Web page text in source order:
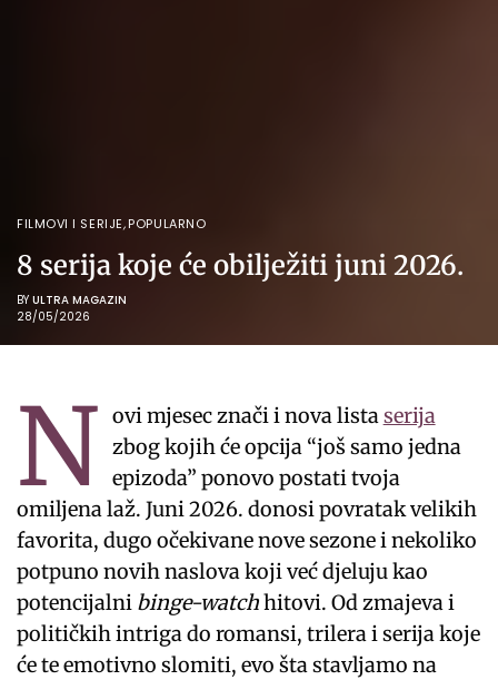
FILMOVI I SERIJE,POPULARNO
8 serija koje će obilježiti juni 2026.
BY ULTRA MAGAZIN
28/05/2026
N ovi mjesec znači i nova listaserija
zbog kojih će opcija “još samo jedna
epizoda” ponovo postati tvoja
omiljena laž. Juni 2026. donosi povratak velikih
favorita, dugo očekivane nove sezone i nekoliko
potpuno novih naslova koji već djeluju kao
potencijalni binge-watchhitovi. Od zmajeva i
političkih intriga do romansi, trilera i serija koje
će te emotivno slomiti, evo šta stavljamo na